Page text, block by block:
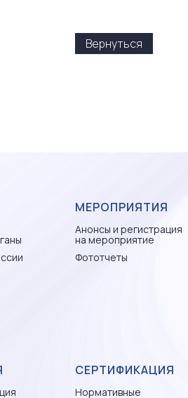
Вернуться
МЕРОПРИЯТИЯ
Анонсы и регистрация
на мероприятие
Фототчеты
СЕРТИФИКАЦИЯ
Нормативные